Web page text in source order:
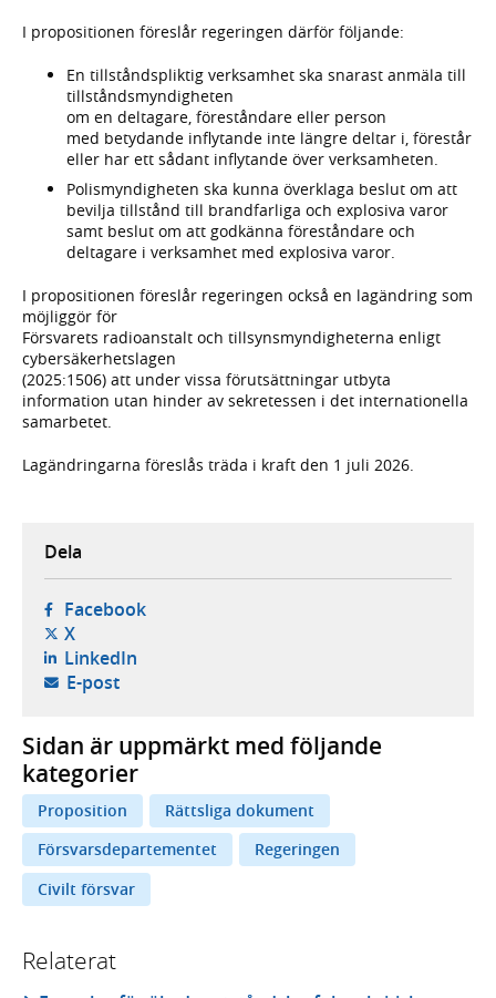
I propositionen föreslår regeringen därför följande:
En tillståndspliktig verksamhet ska snarast anmäla till
tillståndsmyndigheten
om en deltagare, föreståndare eller person
med betydande inflytande inte längre deltar i, förestår
eller har ett sådant inflytande över verksamheten.
Polismyndigheten ska kunna överklaga beslut om att
bevilja tillstånd till brandfarliga och explosiva varor
samt beslut om att godkänna föreståndare och
deltagare i verksamhet med explosiva varor.
I propositionen föreslår regeringen också en lagändring som
möjliggör för
Försvarets radioanstalt och tillsynsmyndigheterna enligt
cybersäkerhetslagen
(2025:1506) att under vissa förutsättningar utbyta
information utan hinder av sekretessen i det internationella
samarbetet.
Lagändringarna föreslås träda i kraft den 1 juli 2026.
Dela
Facebook- öppnas i ny flik, extern webbplats,
X- öppnas i ny flik, extern webbplats,
LinkedIn- öppnas i ny flik, extern webbplats,
E-post- öppnar din e-postklient,
Sidan är uppmärkt med följande
kategorier
Proposition
Rättsliga dokument
Försvarsdepartementet
Regeringen
Civilt försvar
Relaterat